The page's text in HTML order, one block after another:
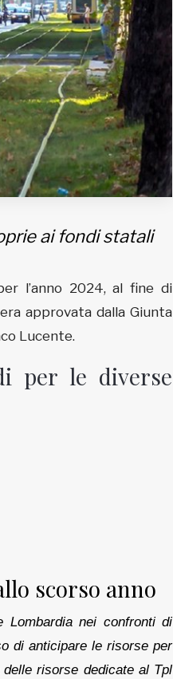
ai fondi statali
l’anno 2024, al fine di
approvata dalla Giunta
Lucente.
per le diverse
scorso anno
Lombardia nei confronti di
di anticipare le risorse per
risorse dedicate al Tpl